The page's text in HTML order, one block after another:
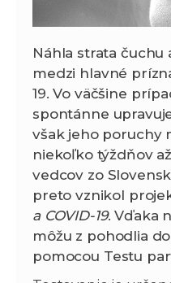
Náhla strata
medzi hlavné
19. Vo väčšine
spontánne
však jeho poruchy
niekoľko týždňov
vedcov zo
preto vznikol
a COVID-19. Vďaka
môžu z pohodlia
pomocou Testu